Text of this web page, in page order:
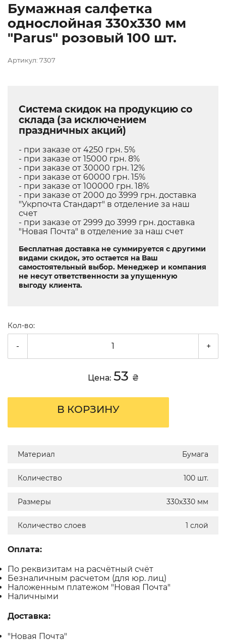
Бумажная салфетка
однослойная 330х330 мм
"Parus" розовый 100 шт.
Артикул: 7307
Система скидок на продукцию со
склада (за исключением
праздничных акций)
- при заказе от 4250 грн. 5%
- при заказе от 15000 грн. 8%
- при заказе от 30000 грн. 12%
- при заказе от 60000 грн. 15%
- при заказе от 100000 грн. 18%
- при заказе от 2000 до 3999 грн. доставка
"Укрпочта Стандарт" в отделение за наш
счет
- при заказе от 2999 до 3999 грн. доставка
"Новая Почта" в отделение за наш счет
Бесплатная доставка не суммируется с другими
видами скидок, это остается на Ваш
самостоятельный выбор. Менеджер и компания
не несут ответственности за упущенную
выгоду клиента.
Кол-во:
- +
Цена: 53 ₴
В КОРЗИНУ
Материал Бумага
Количество 100 шт.
Размеры 330х330 мм
Количество слоев 1 слой
Оплата:
По реквизитам на расчётный счёт
Безналичным расчетом (для юр. лиц)
Наложенным платежом "Новая Почта"
Наличными
Доставка:
"Новая Почта"